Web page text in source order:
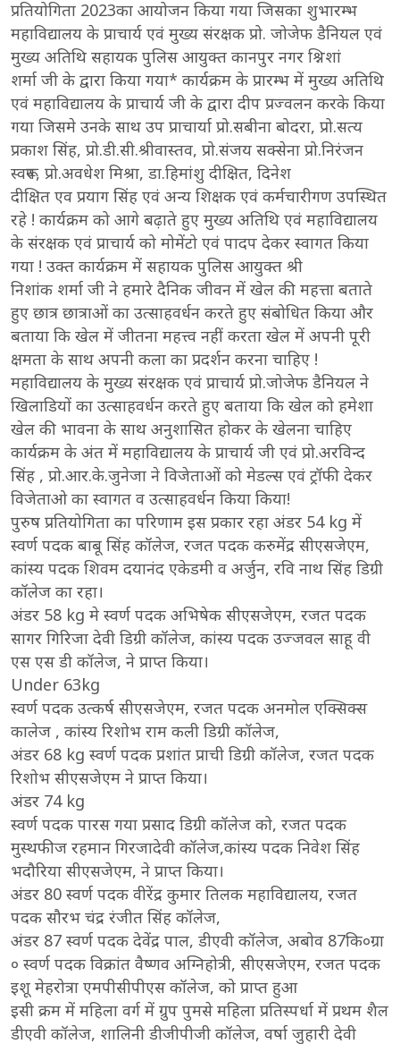
प्रतियोगिता 2023का आयोजन किया गया जिसका शुभारम्भ
महाविद्यालय के प्राचार्य एवं मुख्य संरक्षक प्रो. जोजेफ डैनियल एवं
मुख्य अतिथि सहायक पुलिस आयुक्त कानपुर नगर श्निशां
शर्मा जी के द्वारा किया गया* कार्यक्रम के प्रारम्भ में मुख्य अतिथि
एवं महाविद्यालय के प्राचार्य जी के द्वारा दीप प्रज्वलन करके किया
गया जिसमे उनके साथ उप प्राचार्या प्रो.सबीना बोदरा, प्रो.सत्य
प्रकाश सिंह, प्रो.डी.सी.श्रीवास्तव, प्रो.संजय सक्सेना प्रो.निरंजन
स्वरूप, प्रो.अवधेश मिश्रा, डा.हिमांशु दीक्षित, दिनेश
दीक्षित एव प्रयाग सिंह एवं अन्य शिक्षक एवं कर्मचारीगण उपस्थित
रहे ! कार्यक्रम को आगे बढ़ाते हुए मुख्य अतिथि एवं महाविद्यालय
के संरक्षक एवं प्राचार्य को मोमेंटो एवं पादप देकर स्वागत किया
गया ! उक्त कार्यक्रम में सहायक पुलिस आयुक्त श्री
निशांक शर्मा जी ने हमारे दैनिक जीवन में खेल की महत्ता बताते
हुए छात्र छात्राओं का उत्साहवर्धन करते हुए संबोधित किया और
बताया कि खेल में जीतना महत्त्व नहीं करता खेल में अपनी पूरी
क्षमता के साथ अपनी कला का प्रदर्शन करना चाहिए !
महाविद्यालय के मुख्य संरक्षक एवं प्राचार्य प्रो.जोजेफ डैनियल ने
खिलाडियों का उत्साहवर्धन करते हुए बताया कि खेल को हमेशा
खेल की भावना के साथ अनुशासित होकर के खेलना चाहिए
कार्यक्रम के अंत में महाविद्यालय के प्राचार्य जी एवं प्रो.अरविन्द
सिंह , प्रो.आर.के.जुनेजा ने विजेताओं को मेडल्स एवं ट्रॉफी देकर
विजेताओ का स्वागत व उत्साहवर्धन किया किया!
पुरुष प्रतियोगिता का परिणाम इस प्रकार रहा अंडर 54 kg में
स्वर्ण पदक बाबू सिंह कॉलेज, रजत पदक करुमेंद्र सीएसजेएम,
कांस्य पदक शिवम दयानंद एकेडमी व अर्जुन, रवि नाथ सिंह डिग्री
कॉलेज का रहा।
अंडर 58 kg मे स्वर्ण पदक अभिषेक सीएसजेएम, रजत पदक
सागर गिरिजा देवी डिग्री कॉलेज, कांस्य पदक उज्जवल साहू वी
एस एस डी कॉलेज, ने प्राप्त किया।
Under 63kg
स्वर्ण पदक उत्कर्ष सीएसजेएम, रजत पदक अनमोल एक्सिक्स
कालेज , कांस्य रिशोभ राम कली डिग्री कॉलेज,
अंडर 68 kg स्वर्ण पदक प्रशांत प्राची डिग्री कॉलेज, रजत पदक
रिशोभ सीएसजेएम ने प्राप्त किया।
अंडर 74 kg
स्वर्ण पदक पारस गया प्रसाद डिग्री कॉलेज को, रजत पदक
मुस्थफीज रहमान गिरजादेवी कॉलेज,कांस्य पदक निवेश सिंह
भदौरिया सीएसजेएम, ने प्राप्त किया।
अंडर 80 स्वर्ण पदक वीरेंद्र कुमार तिलक महाविद्यालय, रजत
पदक सौरभ चंद्र रंजीत सिंह कॉलेज,
अंडर 87 स्वर्ण पदक देवेंद्र पाल, डीएवी कॉलेज, अबोव 87कि०ग्रा
० स्वर्ण पदक विक्रांत वैष्णव अग्निहोत्री, सीएसजेएम, रजत पदक
इशू मेहरोत्रा एमपीसीपीएस कॉलेज, को प्राप्त हुआ
इसी क्रम में महिला वर्ग में ग्रुप पुमसे महिला प्रतिस्पर्धा में प्रथम शैल
डीएवी कॉलेज, शालिनी डीजीपीजी कॉलेज, वर्षा जुहारी देवी